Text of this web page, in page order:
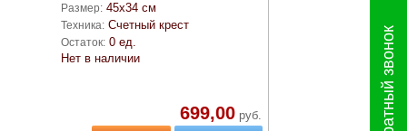
Размер: 45х34 см
Техника: Счетный крест
Остаток: 0 ед.
Нет в наличии
699,00 руб. Обратный звонок